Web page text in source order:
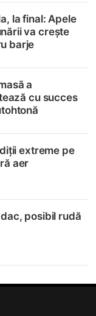
la final: Apele
va crește
barje
a
cu succes
extreme pe
aer
posibil rudă